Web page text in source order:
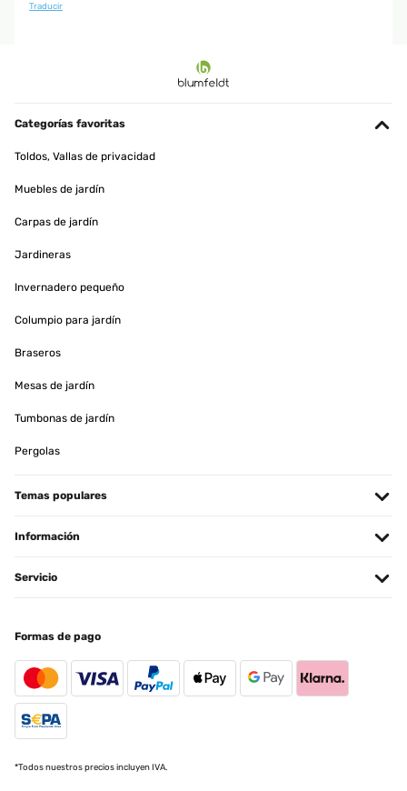
Traducir
Categorías favoritas
Toldos, Vallas de privacidad
Muebles de jardín
Carpas de jardín
Jardineras
Invernadero pequeño
Columpio para jardín
Braseros
Mesas de jardín
Tumbonas de jardín
Pergolas
Temas populares
Información
Servicio
Formas de pago
*Todos nuestros precios incluyen IVA.